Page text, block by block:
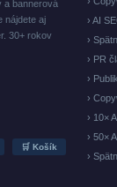
a bannerová
nájdete aj
30+ rokov
🛒 Košík
› AI
›
› PR
›
›
› 10×
› 50×
›